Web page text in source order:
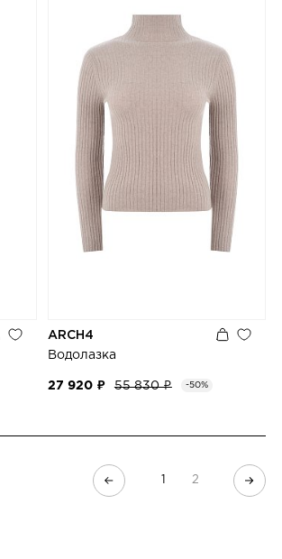
ARCH4
Водолазка
27 920 ₽ 55 830 ₽ -50%
2